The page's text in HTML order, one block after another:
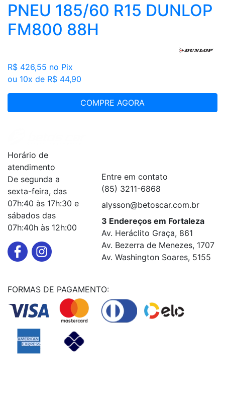
PNEU 185/60 R15 DUNLOP
FM800 88H
R$ 426,55 no Pix
ou 10x de R$ 44,90
COMPRE AGORA
Horário de
atendimento
De segunda a
sexta-feira, das
07h:40 às 17h:30 e
sábados das
07h:40h às 12h:00
Entre em contato
(85) 3211-6868
alysson@betoscar.com.br
3 Endereços em Fortaleza
Av. Heráclito Graça, 861
Av. Bezerra de Menezes, 1707
Av. Washington Soares, 5155
FORMAS DE PAGAMENTO: